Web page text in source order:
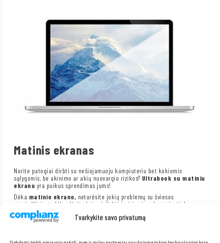
Tvarkykite savo privatumą
Matinis ekranas
Norite patogiai dirbti su nešiojamuoju kompiuteriu bet kokiomis
sąlygomis, be akinimo ar akių nuovargio rizikos? Ultrabook su matiniu
ekranu yra puikus sprendimas jums!
Dėka matinio ekrano, neturėsite jokių problemų su šviesos
atspindžiais, todėl galėsite laisvai dirbti įvairiomis sąlygomis, tiek
patalpoje, tiek lauke.
varginantis akims, todėl galėsite dirbti ilgiau ir patogiau, nejausdami